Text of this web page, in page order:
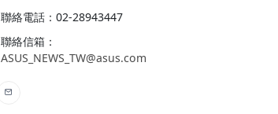
聯絡電話：02-28943447
聯絡信箱：
ASUS_NEWS_TW@asus.com